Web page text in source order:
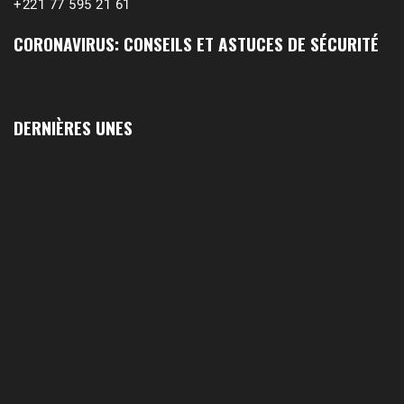
+221 77 595 21 61
CORONAVIRUS: CONSEILS ET ASTUCES DE SÉCURITÉ
DERNIÈRES UNES